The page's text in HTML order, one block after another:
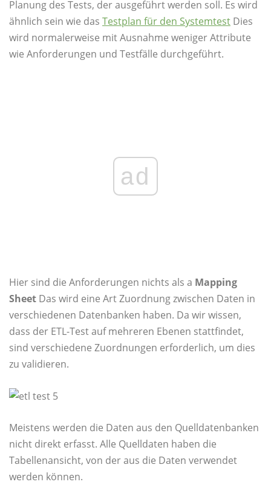
Planung des Tests, der ausgeführt werden soll. Es wird
ähnlich sein wie das Testplan für den Systemtest Dies
wird normalerweise mit Ausnahme weniger Attribute
wie Anforderungen und Testfälle durchgeführt.
ad
Hier sind die Anforderungen nichts als a Mapping
Sheet Das wird eine Art Zuordnung zwischen Daten in
verschiedenen Datenbanken haben. Da wir wissen,
dass der ETL-Test auf mehreren Ebenen stattfindet,
sind verschiedene Zuordnungen erforderlich, um dies
zu validieren.
Meistens werden die Daten aus den Quelldatenbanken
nicht direkt erfasst. Alle Quelldaten haben die
Tabellenansicht, von der aus die Daten verwendet
werden können.